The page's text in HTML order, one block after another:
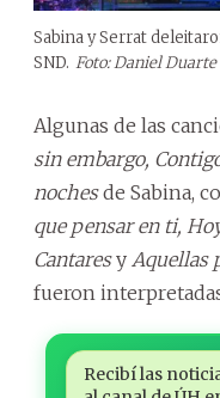
Sabina y Serrat
SND. Foto: Daniel Duarte
Algunas de las
sin embargo,
nochesde Sabina,
que pensar en ti,
Cantaresy Aquellas
fueron
Recibí las